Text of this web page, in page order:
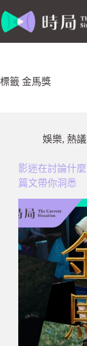
至
容
標籤 金馬獎
娛樂, 熱
影迷在討論什
篇文帶你洞悉